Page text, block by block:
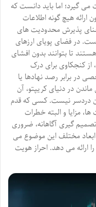
گیرد؛ اما باید دانست که
ارائه هیچ گونه اطلاعات
پذیرش محدودیت های
در فضای پویای ارزهای
تا بتوانند بدون افشای
از کنجکاوی برای درک
در برابر رصد نهادها یا
در دنیای کریپتو، آن
دردسر نیست. کسی که قدم
مزایا و البته خطرات
گیری آگاهانه، ضروری
مختلف این موضوع می
ارائه می دهد. احراز هویت